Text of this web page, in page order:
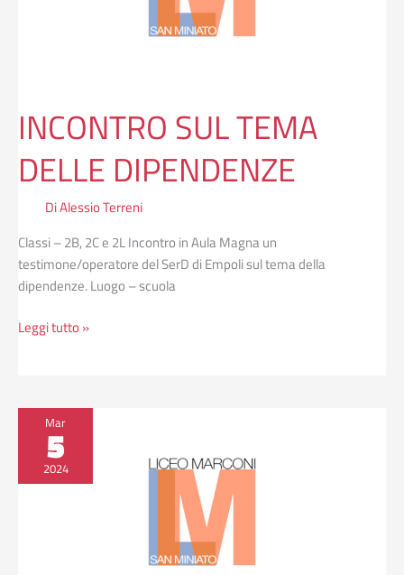
INCONTRO SUL TEMA
DELLE DIPENDENZE
DiAlessio Terreni
Classi – 2B, 2C e 2L Incontro in Aula Magna un
testimone/operatore del SerD di Empoli sul tema della
dipendenze. Luogo – scuola
Leggi tutto »
Mar
5
2024
Albero
il